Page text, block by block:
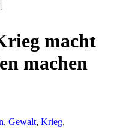
macht
machen
, Gewalt, Krieg,